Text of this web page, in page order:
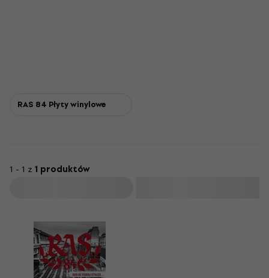
RAS 84 Płyty winylowe
1 - 1 z 1 produktów